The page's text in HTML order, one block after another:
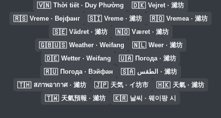
🇻🇳 Thời tiết · Duy Phường 🇩🇰 Vejret · 濰坊
🇷🇸 Vreme · Вејфанг 🇸🇮 Vreme · 濰坊 🇷🇴 Vremea · 濰坊
🇸🇪 Vädret · 濰坊 🇳🇴 Været · 濰坊
🇬🇧🇺🇸 Weather · Weifang 🇳🇱 Weer · 濰坊
🇩🇪 Wetter · Weifang 🇺🇦 Погода · 濰坊
🇷🇺 Погода · Вэйфан 🇸🇦 الطقس · 濰坊
🇹🇭 สภาพอากาศ · 濰坊 🇯🇵 天気 · イ坊市 🇭🇰 天氣 · 濰坊
🇹🇼 天氣預報 · 濰坊 🇰🇷 날씨 · 웨이팡 시